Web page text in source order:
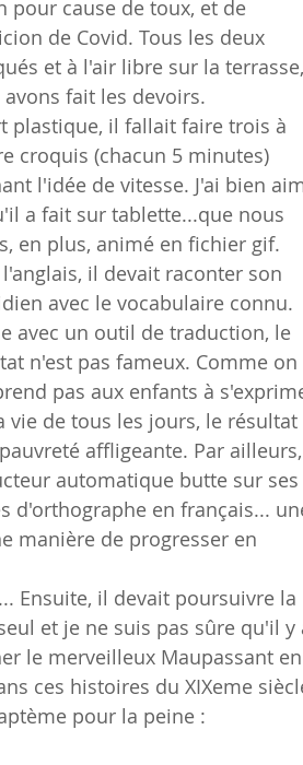
pour cause de toux, et de
de Covid. Tous les deux
et à l'air libre sur la terrasse,
avons fait les devoirs.
plastique, il fallait faire trois à
croquis (chacun 5 minutes)
l'idée de vitesse. J'ai bien
a fait sur tablette...que nous
en plus, animé en fichier gif.
il devait raconter son
avec le vocabulaire connu.
avec un outil de traduction, le
n'est pas fameux. Comme on
pas aux enfants à
vie de tous les jours, le résultat
affligeante. Par
automatique butte sur ses
d'orthographe en français...
manière de progresser en
Ensuite, il devait poursuivre la
et je ne suis pas sûre qu'il y
le merveilleux Maupassant en
ces histoires du XIXeme
pour la peine :